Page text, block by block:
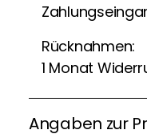
Rücknahmen:
1 Monat
Angaben zur